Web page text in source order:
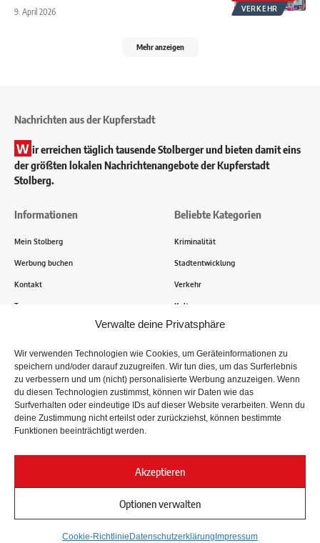
Verwalte deine Privatsphäre
Wir verwenden Technologien wie Cookies, um Geräteinformationen zu
speichern und/oder darauf zuzugreifen. Wir tun dies, um das Surferlebnis
zu verbessern und um (nicht) personalisierte Werbung anzuzeigen. Wenn
du diesen Technologien zustimmst, können wir Daten wie das
Surfverhalten oder eindeutige IDs auf dieser Website verarbeiten. Wenn du
deine Zustimmung nicht erteilst oder zurückziehst, können bestimmte
Funktionen beeinträchtigt werden.
Akzeptieren
Optionen verwalten
Cookie-Richtlinie Datenschutzerklärung Impressum
VERKEHR
9. April 2026
Mehr anzeigen
Nachrichten aus der Kupferstadt
W ir erreichen täglich tausende Stolberger und bieten damit eins
der größten lokalen Nachrichtenangebote der Kupferstadt
Stolberg.
Informationen
Mein Stolberg
Werbung buchen
Kontakt
Transparenz
Beliebte Kategorien
Kriminalität
Stadtentwicklung
Verkehr
Kultur
Tausende Stolberger sind bereits dabei! Du sendest uns
Informationen, Bilder und Erlebnisse aus der Kupferstadt – Wir
recherchieren, sammeln Informationen und berichten!
Mein Stolberg. Nachrichten der Stolberger aus der Kupferstadt.
Impressum